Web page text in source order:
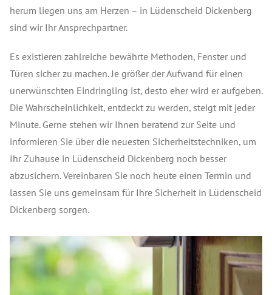
herum liegen uns am Herzen – in Lüdenscheid Dickenberg
sind wir Ihr Ansprechpartner.
Es existieren zahlreiche bewährte Methoden, Fenster und
Türen sicher zu machen. Je größer der Aufwand für einen
unerwünschten Eindringling ist, desto eher wird er aufgeben.
Die Wahrscheinlichkeit, entdeckt zu werden, steigt mit jeder
Minute. Gerne stehen wir Ihnen beratend zur Seite und
informieren Sie über die neuesten Sicherheitstechniken, um
Ihr Zuhause in Lüdenscheid Dickenberg noch besser
abzusichern. Vereinbaren Sie noch heute einen Termin und
lassen Sie uns gemeinsam für Ihre Sicherheit in Lüdenscheid
Dickenberg sorgen.